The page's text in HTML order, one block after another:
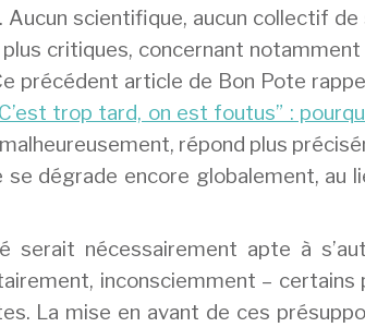
Aucun scientifique, aucun collectif
critiques, concernant
précédent article de Bon Pote
trop tard, on est foutus” :
malheureusement, répond plus
dégrade encore globalement, au
serait nécessairement apte à
inconsciemment – certains
La mise en avant de ces